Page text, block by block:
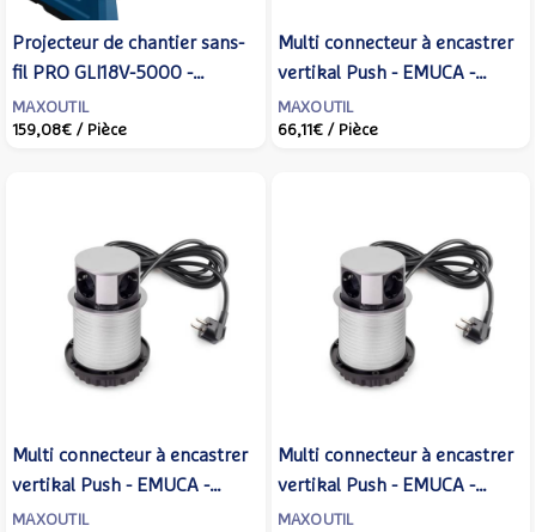
Projecteur de chantier sans-
fil PRO GLI18V-5000 -
BOSCH - 06019P5100
MAXOUTIL
159,08€ / Pièce
Multi connecteur à encastrer
vertikal Push - EMUCA -
5221214
MAXOUTIL
66,11€ / Pièce
Multi connecteur à encastrer
vertikal Push - EMUCA -
5009914
MAXOUTIL
Multi connecteur à encastrer
vertikal Push - EMUCA -
5221225
MAXOUTIL